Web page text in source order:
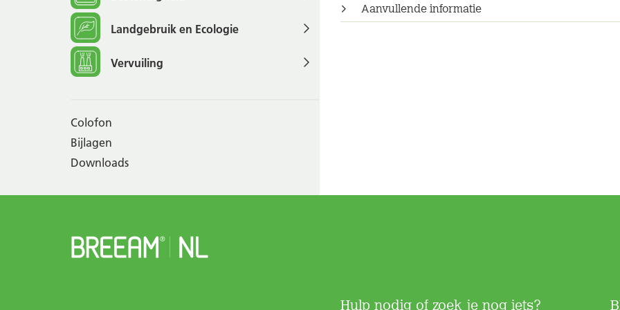
Aanvullende informatie
Landgebruik en Ecologie
Vervuiling
Colofon
Bijlagen
Downloads
Hulp nodig of zoek je nog iets?